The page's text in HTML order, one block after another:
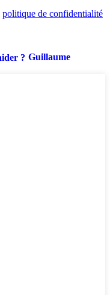
politique de confidentialité
Guillaume